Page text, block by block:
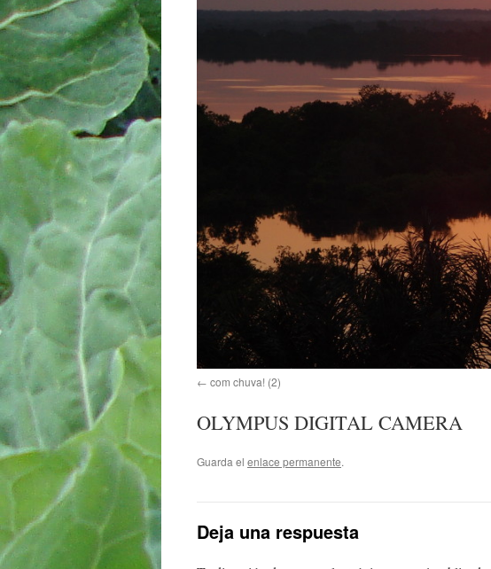
com chuva! (2)
OLYMPUS DIGITAL CAMERA
Guarda el enlace permanente.
Deja una respuesta